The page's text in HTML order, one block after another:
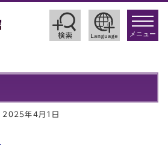
toggle
メニュー
2025年4月1日